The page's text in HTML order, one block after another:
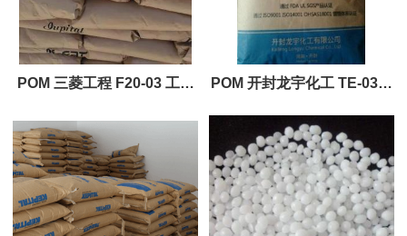
POM 三菱工程 F20-03 工程
塑料原料
POM 开封龙宇化工 TE-03高
韧性 塑料原料